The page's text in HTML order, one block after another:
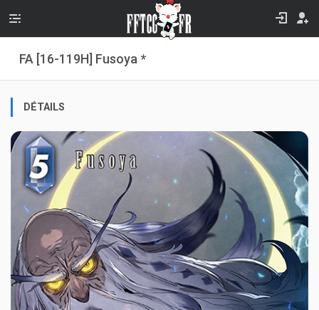
FA [16-119H] Fusoya *
DÉTAILS